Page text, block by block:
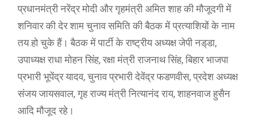
प्रधानमंत्री नरेंद्र मोदी और गृहमंत्री अमित शाह की मौजूदगी में
शनिवार की देर शाम चुनाव समिति की बैठक में प्रत्याशियों के नाम
तय हो चुके हैं। बैठक में पार्टी के राष्ट्रीय अध्यक्ष जेपी नड्‌डा,
उपाध्यक्ष राधा मोहन सिंह, रक्षा मंत्री राजनाथ सिंह, बिहार भाजपा
प्रभारी भूपेंद्र यादव, चुनाव प्रभारी देवेंद्र फडणवीस, प्रदेश अध्यक्ष
संजय जायसवाल, गृह राज्य मंत्री नित्यानंद राय, शाहनवाज हुसैन
आदि मौजूद रहे।